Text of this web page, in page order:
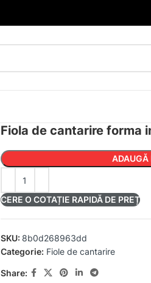
Fiola de cantarire forma
ADAUGĂ
CERE O COTAȚIE RAPIDĂ DE PREȚ
SKU: 8b0d268963dd
Categorie: Fiole de cantarire
Share: